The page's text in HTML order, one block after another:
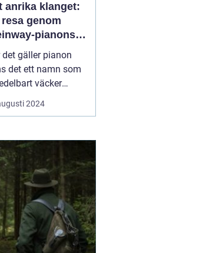
anrika klanget:
resa genom
pianons
det gäller pianon
det ett namn som
väcker
och beundran
musiker och
Steinway &
Steinway pianon
av många vara
ultimata symbolen
2024